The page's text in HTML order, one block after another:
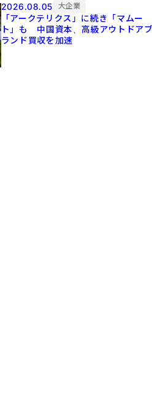
2026.08.05 大企業
「アークテリクス」に続き「マムー
ト」も 中国資本、高級アウトドア
ランド買収を加速